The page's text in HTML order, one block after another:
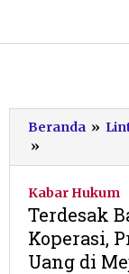
konten
Beranda »
»
Bayar
Kontrakan
dan
Utang
Koperasi,
Pria
Kabar Hukum
Terdesak
Koperasi,
Uang di